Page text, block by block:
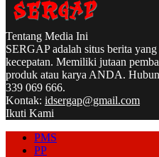
Tentang Media Ini
SERGAP adalah situs berita
kecepatan. Memiliki jutaan
produk atau karya ANDA.
339 069 666.
Kontak: idsergap@gmail.com
Ikuti Kami
PMS
PP